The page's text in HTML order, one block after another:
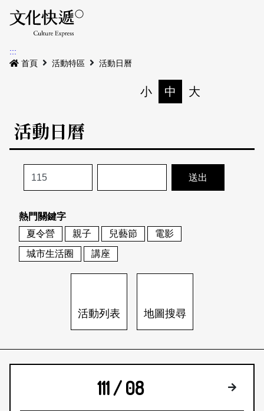
最新公告
本期專題
歷史專題
活動特區
活動列表
地圖搜尋
關於我們
關於我們
刊物索取地點
會員基本資料
刊登活動
網站導覽 English
日本語 登入/註冊
:::
首頁
活動特區 活動日曆
小 中 大
活動日曆
熱門關鍵字
夏令營
親子 兒藝節
電影
城市生活圈
講座
活動列表 地圖搜尋
111 / 08 下個月